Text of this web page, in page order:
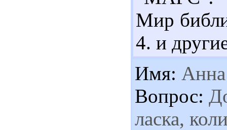
Мир
4. и
Имя: Анна
Вопрос:
ласка,